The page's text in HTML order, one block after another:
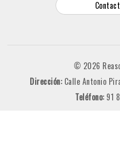
© 2026
Dirección: Calle Antonio
Teléfono: 91